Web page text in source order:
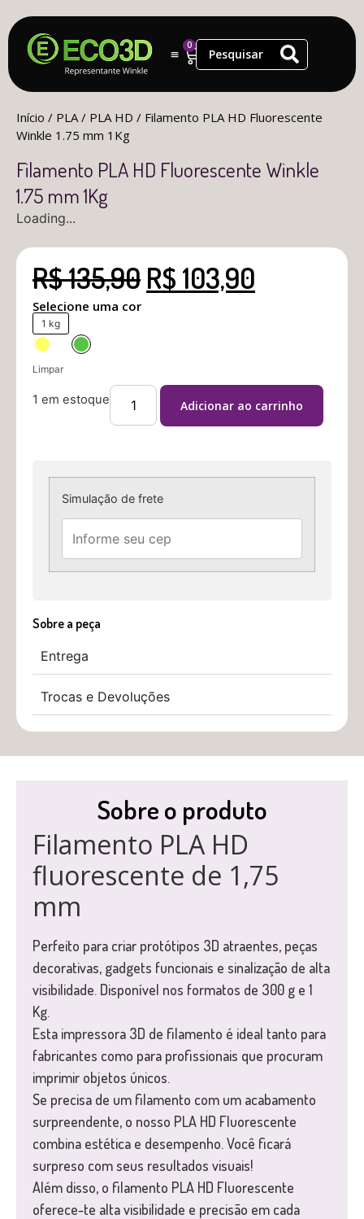
0
Início / PLA/ PLA HD / Filamento PLA HD Fluorescente
Winkle 1.75 mm 1Kg
Filamento PLA HD Fluorescente Winkle
1.75 mm 1Kg
Loading...
R$135,90 R$ 103,90
Selecione uma cor
1 kg
Limpar
1 em estoque Adicionar ao carrinho
Simulação de frete
Sobre a peça
Entrega
Trocas e Devoluções
Sobre o produto
Filamento PLA HD
fluorescente de 1,75
mm
Perfeito para criar protótipos 3D atraentes, peças
decorativas, gadgets funcionais e sinalização de alta
visibilidade. Disponível nos formatos de 300 g e 1
Kg.
Esta impressora 3D de filamento é ideal tanto para
fabricantes como para profissionais que procuram
imprimir objetos únicos.
Se precisa de um filamento com um acabamento
surpreendente, o nosso PLA HD Fluorescente
combina estética e desempenho. Você ficará
surpreso com seus resultados visuais!
Além disso, o filamento PLA HD Fluorescente
oferece-te alta visibilidade e precisão em cada